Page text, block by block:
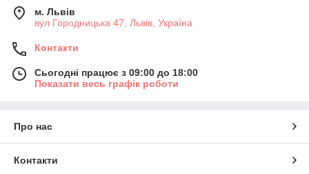
м. Львів
вул Городницька 47, Львів, Україна
Контакти
Сьогодні працює з 09:00 до 18:00
Показати весь графік роботи
Про нас
Контакти